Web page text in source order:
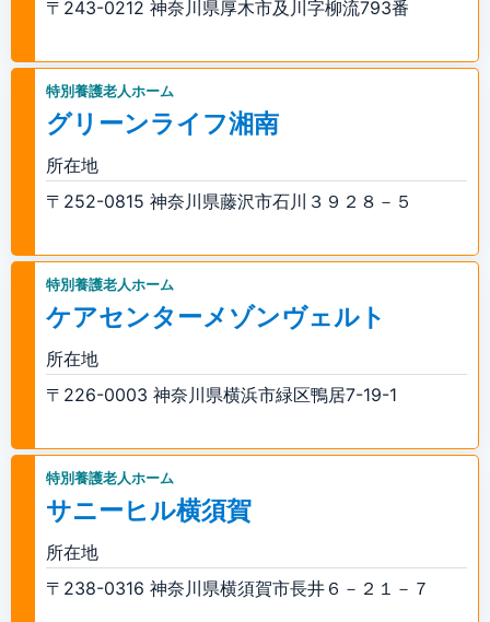
〒243-0212 神奈川県厚木市及川字柳流793番
特別養護老人ホーム
グリーンライフ湘南
所在地
〒252-0815 神奈川県藤沢市石川３９２８－５
特別養護老人ホーム
ケアセンターメゾンヴェルト
所在地
〒226-0003 神奈川県横浜市緑区鴨居7-19-1
特別養護老人ホーム
サニーヒル横須賀
所在地
〒238-0316 神奈川県横須賀市長井６－２１－７